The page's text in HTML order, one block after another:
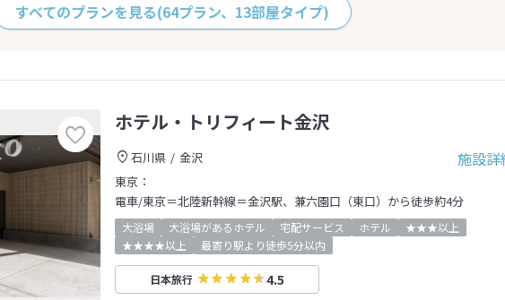
すべてのプランを見る(64プラン、13部屋タイプ)
ホテル・トリフィート金沢
施設詳
石川県
金沢
東京：
電車/東京＝北陸新幹線＝金沢駅、兼六園口（東口）から徒歩約4分
大浴場 大浴場があるホテル 宅配サービス ホテル
★★★以上
★★★★以上
最寄り駅より徒歩5分以内
日本旅行 4.5